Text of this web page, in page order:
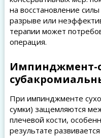
на восстановление
разрыве или
терапии может
операция.
Импинджмент-
При импинджменте
сумки) защемляются
плечевой кости,
результате